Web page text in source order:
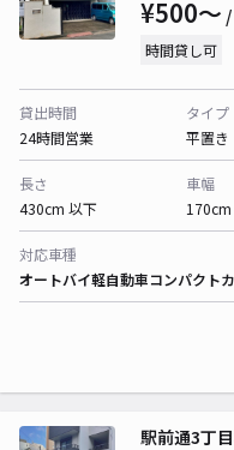
¥500〜 /
時間貸し可
貸出時間
24時間営業
タイプ
平置き
長さ
430cm 以下
車幅
対応車種
オートバイ軽自動車コンパクト
駅前通3丁